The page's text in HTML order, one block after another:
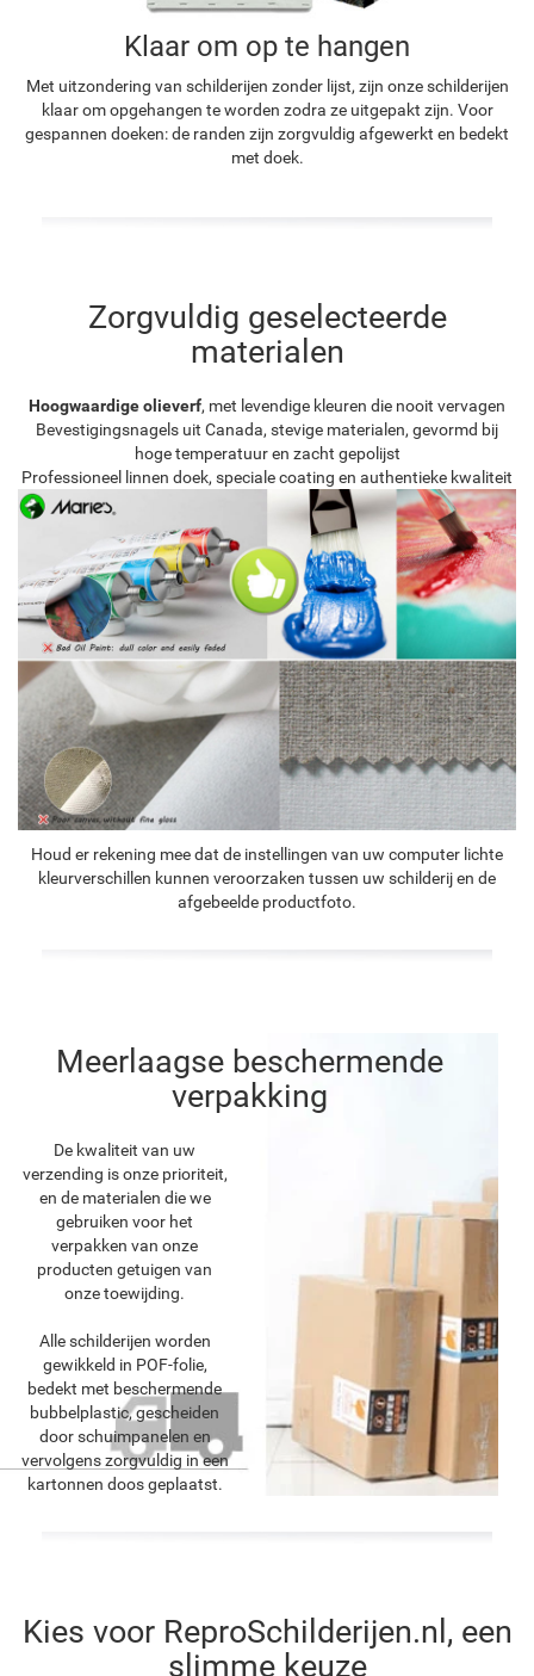
Klaar om op te hangen
Met uitzondering van schilderijen zonder lijst, zijn onze schilderijen
klaar om opgehangen te worden zodra ze uitgepakt zijn. Voor
gespannen doeken: de randen zijn zorgvuldig afgewerkt en bedekt
met doek.
Zorgvuldig geselecteerde
materialen
Hoogwaardige olieverf, met levendige kleuren die nooit vervagen
Bevestigingsnagels uit Canada, stevige materialen, gevormd bij
hoge temperatuur en zacht gepolijst
Professioneel linnen doek, speciale coating en authentieke kwaliteit
Houd er rekening mee dat de instellingen van uw computer lichte
kleurverschillen kunnen veroorzaken tussen uw schilderij en de
afgebeelde productfoto.
Meerlaagse beschermende
verpakking
De kwaliteit van uw
verzending is onze prioriteit,
en de materialen die we
gebruiken voor het
verpakken van onze
producten getuigen van
onze toewijding.
Alle schilderijen worden
gewikkeld in POF-folie,
bedekt met beschermende
bubbelplastic, gescheiden
door schuimpanelen en
vervolgens zorgvuldig in een
kartonnen doos geplaatst.
Kies voor ReproSchilderijen.nl, een
slimme keuze